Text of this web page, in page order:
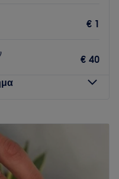
€ 1
€ 40
10:00
10:00